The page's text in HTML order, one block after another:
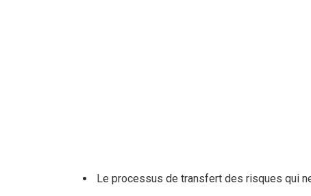
Le processus de transfert des risques qui